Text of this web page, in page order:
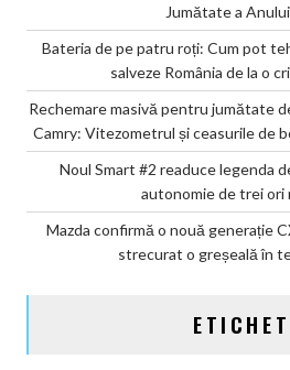
Jumătate a
Bateria de pe patru roți: Cum pot
salveze România de la o
Rechemare masivă pentru jumătate
Camry: Vitezometrul și ceasurile de
Noul Smart #2 readuce legenda
autonomie de trei ori
Mazda confirmă o nouă generație
strecurat o greșeală în